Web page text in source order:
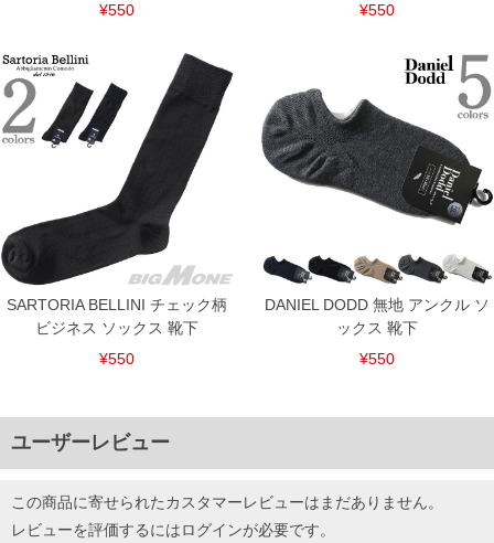
¥550
¥550
SARTORIA BELLINI チェック柄
ビジネス ソックス 靴下
¥550
DANIEL DODD 無地 アンクル ソ
ックス 靴下
¥550
ユーザーレビュー
この商品に寄せられたカスタマーレビューはまだありません。
レビューを評価するにはログインが必要です。